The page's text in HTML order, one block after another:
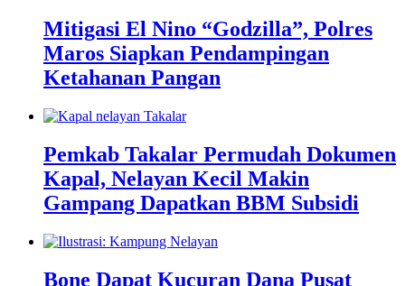
Mitigasi El Nino “Godzilla”, Polres
Maros Siapkan Pendampingan
Ketahanan Pangan
Pemkab Takalar Permudah Dokumen
Kapal, Nelayan Kecil Makin
Gampang Dapatkan BBM Subsidi
Bone Dapat Kucuran Dana Pusat